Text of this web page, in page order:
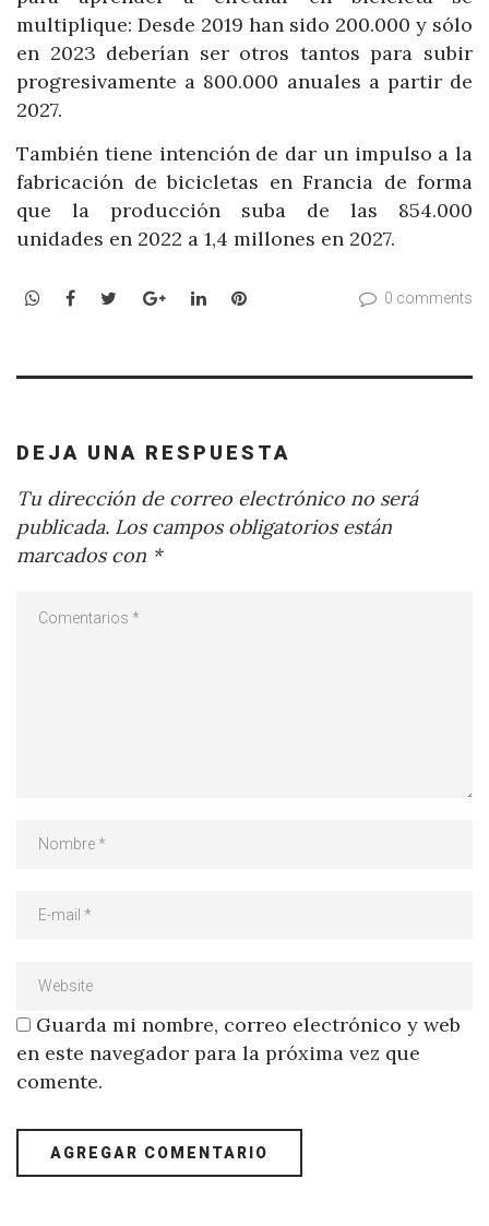
multiplique: Desde 2019 han sido 200.000 y sólo
en 2023 deberían ser otros tantos para subir
progresivamente a 800.000 anuales a partir de
2027.
También tiene intención de dar un impulso a la
fabricación de bicicletas en Francia de forma
que la producción suba de las 854.000
unidades en 2022 a 1,4 millones en 2027.
WhatsApp
Facebook
TwitterGoogle+LinkedInPinterest 0 comments
DEJA UNA RESPUESTA
Tu dirección de correo electrónico no será
publicada. Los campos obligatorios están
marcados con *
Guarda mi nombre, correo electrónico y web
en este navegador para la próxima vez que
comente.